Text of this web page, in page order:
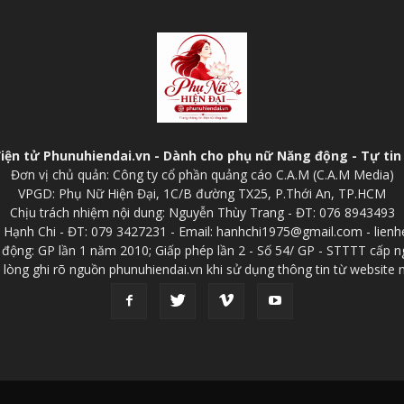
tử Phunuhiendai.vn - Dành cho phụ nữ Năng động - Tự tin
Đơn vị chủ quản: Công ty cổ phần quảng cáo C.A.M (C.A.M Media)
VPGD: Phụ Nữ Hiện Đại, 1C/B đường TX25, P.Thới An, TP.HCM
Chịu trách nhiệm nội dung: Nguyễn Thùy Trang - ĐT: 076 8943493
Chi - ĐT: 079 3427231 - Email: hanhchi1975@gmail.com -
GP lần 1 năm 2010; Giấp phép lần 2 - Số 54/ GP - STTTT cấp
lòng ghi rõ nguồn phunuhiendai.vn khi sử dụng thông tin từ website